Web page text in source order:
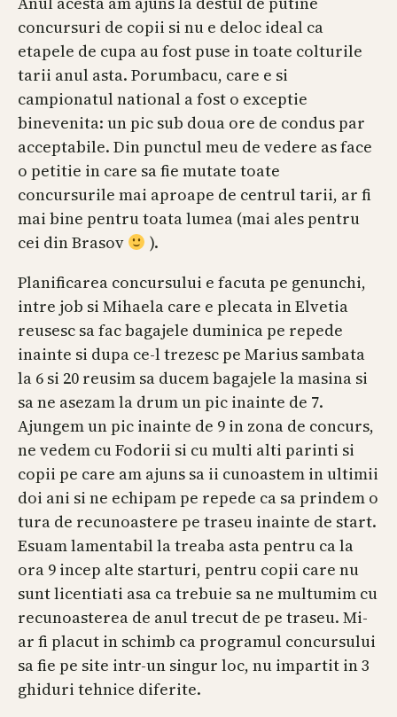
concursuri de copii si nu e deloc ideal ca
etapele de cupa au fost puse in toate colturile
tarii anul asta. Porumbacu, care e si
campionatul national a fost o exceptie
binevenita: un pic sub doua ore de condus par
acceptabile. Din punctul meu de vedere as face
o petitie in care sa fie mutate toate
concursurile mai aproape de centrul tarii, ar fi
mai bine pentru toata lumea (mai ales pentru
cei din Brasov
).
Planificarea concursului e facuta pe genunchi,
intre job si Mihaela care e plecata in Elvetia
reusesc sa fac bagajele duminica pe repede
inainte si dupa ce-l trezesc pe Marius sambata
la 6 si 20 reusim sa ducem bagajele la masina si
sa ne asezam la drum un pic inainte de 7.
Ajungem un pic inainte de 9 in zona de concurs,
ne vedem cu Fodorii si cu multi alti parinti si
copii pe care am ajuns sa ii cunoastem in ultimii
doi ani si ne echipam pe repede ca sa prindem o
tura de recunoastere pe traseu inainte de start.
Esuam lamentabil la treaba asta pentru ca la
ora 9 incep alte starturi, pentru copii care nu
sunt licentiati asa ca trebuie sa ne multumim cu
recunoasterea de anul trecut de pe traseu. Mi-
ar fi placut in schimb ca programul concursului
sa fie pe site intr-un singur loc, nu impartit in 3
ghiduri tehnice diferite.